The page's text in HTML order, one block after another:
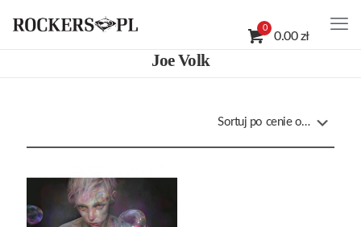
0
0.00 zł
Joe Volk